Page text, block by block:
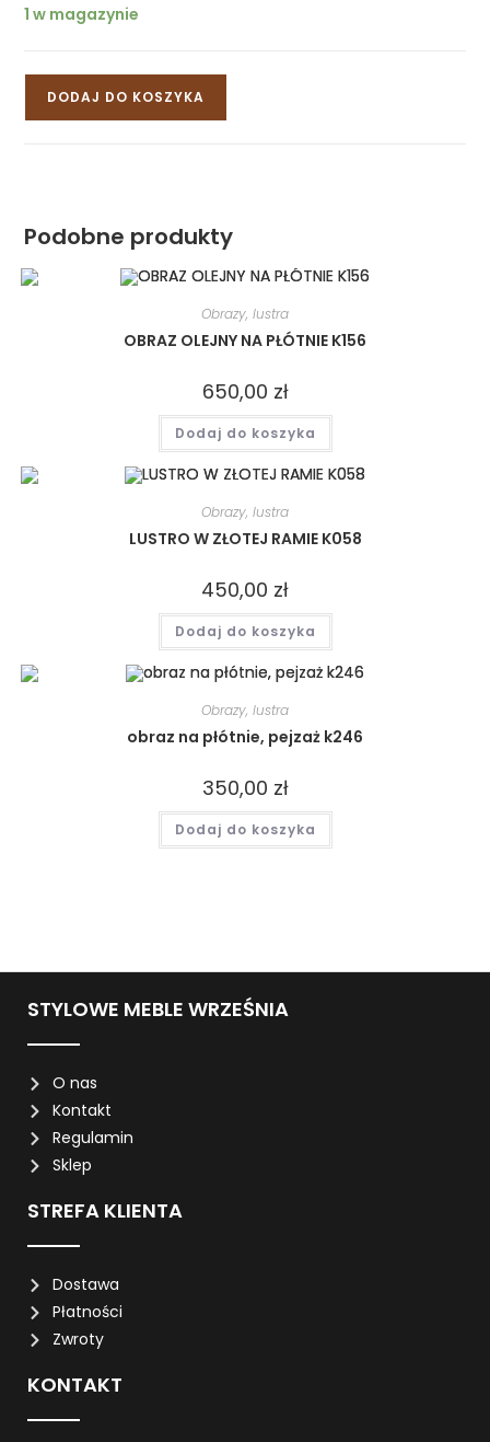
1 w magazynie
DODAJ DO KOSZYKA
Podobne produkty
Obrazy, lustra
OBRAZ OLEJNY NA PŁÓTNIE K156
650,00 zł
Dodaj do koszyka
Obrazy, lustra
LUSTRO W ZŁOTEJ RAMIE K058
450,00 zł
Dodaj do koszyka
Obrazy, lustra
obraz na płótnie, pejzaż k246
350,00 zł
Dodaj do koszyka
STYLOWE MEBLE WRZEŚNIA
O nas
Kontakt
Regulamin
Sklep
STREFA KLIENTA
Dostawa
Płatności
Zwroty
KONTAKT